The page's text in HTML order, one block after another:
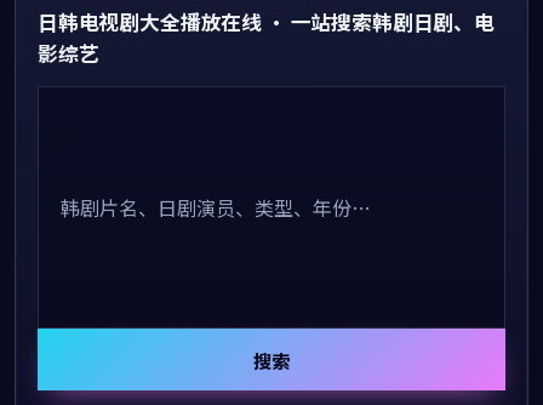
日韩电视剧大全播放在线 · 一站搜索韩剧日剧、电
影综艺
搜索